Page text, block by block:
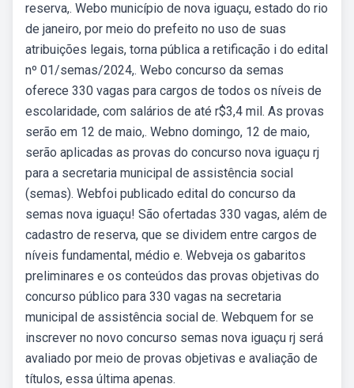
reserva,. Webo município de nova iguaçu, estado do rio
de janeiro, por meio do prefeito no uso de suas
atribuições legais, torna pública a retificação i do edital
nº 01/semas/2024,. Webo concurso da semas
oferece 330 vagas para cargos de todos os níveis de
escolaridade, com salários de até r$3,4 mil. As provas
serão em 12 de maio,. Webno domingo, 12 de maio,
serão aplicadas as provas do concurso nova iguaçu rj
para a secretaria municipal de assistência social
(semas). Webfoi publicado edital do concurso da
semas nova iguaçu! São ofertadas 330 vagas, além de
cadastro de reserva, que se dividem entre cargos de
níveis fundamental, médio e. Webveja os gabaritos
preliminares e os conteúdos das provas objetivas do
concurso público para 330 vagas na secretaria
municipal de assistência social de. Webquem for se
inscrever no novo concurso semas nova iguaçu rj será
avaliado por meio de provas objetivas e avaliação de
títulos, essa última apenas.